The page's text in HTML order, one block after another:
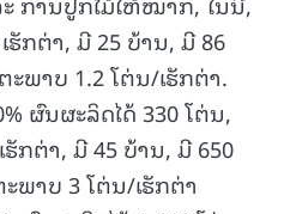
ກຕ່າ, ມີ 25 ບ້ານ, ມີ 86
ພາບ 1.2 ໂຕ່ນ/ເຮັກຕ່າ.
ຜົນຜະລິດໄດ້ 330 ໂຕ່ນ,
ກຕ່າ, ມີ 45 ບ້ານ, ມີ 650
ພາບ 3 ໂຕ່ນ/ເຮັກຕ່າ